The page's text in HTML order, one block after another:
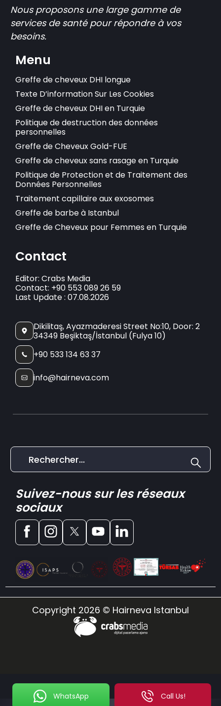
WhatsApp Call Us!
Nous proposons une large gamme de
services de santé pour répondre à vos
besoins.
Menu
Greffe de cheveux DHI longue
Texte D’information Sur Les Cookies
Greffe de cheveux DHI en Turquie
Politique de destruction des données
personnelles
Greffe de Cheveux Gold-FUE
Greffe de cheveux sans rasage en Turquie
Politique de Protection et de Traitement des
Données Personnelles
Traitement capillaire aux exosomes
Greffe de barbe à Istanbul
Greffe de Cheveux pour Femmes en Turquie
Contact
Editor: Crabs Media
Contact: +90 553 089 26 59
Last Update : 07.08.2026
Dikilitaş, Ayazmaderesi Street No:10, Door: 2
34349 Beşiktaş/İstanbul (Fulya 10)
+90 533 134 63 37
info@hairneva.com
Suivez-nous sur les réseaux
sociaux
Copyright 2026 © Hairneva Istanbul